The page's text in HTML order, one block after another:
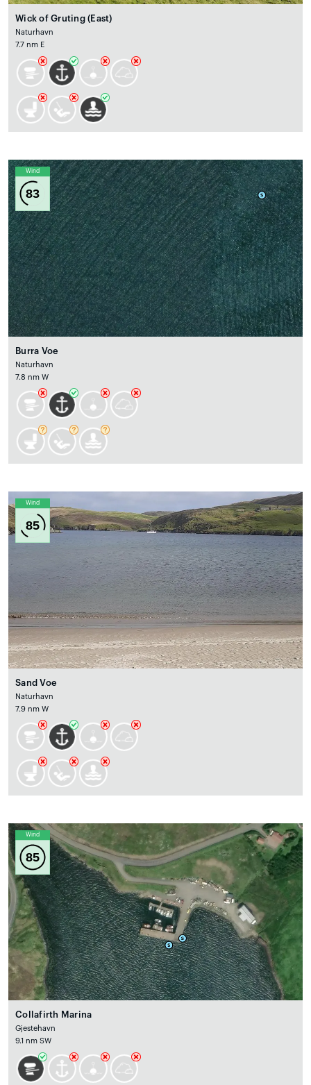
Wick of Gruting (East)
Naturhavn
7.7 nm E
Wind
83
Burra Voe
Naturhavn
7.8 nm W
Wind
85
Sand Voe
Naturhavn
7.9 nm W
Wind
85
Collafirth Marina
Gjestehavn
9.1 nm SW